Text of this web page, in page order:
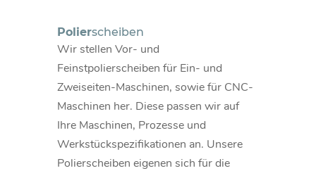
Polierscheiben
Wir stellen Vor- und
Feinstpolierscheiben für Ein- und
Zweiseiten-Maschinen, sowie für CNC-
Maschinen her. Diese passen wir auf
Ihre Maschinen, Prozesse und
Werkstückspezifikationen an. Unsere
Polierscheiben eigenen sich für die